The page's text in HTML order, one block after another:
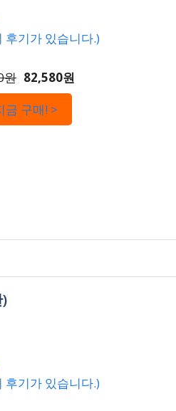
후기가 있습니다.)
원 82,580원
금 구매! >
후기가 있습니다.)